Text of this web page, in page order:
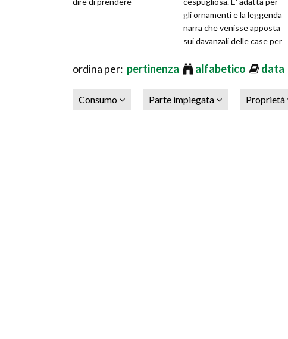
gli ornamenti e la leggenda
narra che venisse apposta
sui davanzali delle case per
ordina per: pertinenza alfabetico data
Consumo Parte impiegata Proprietà